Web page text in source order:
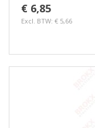
€ 6,85
Excl. BTW: € 5,66